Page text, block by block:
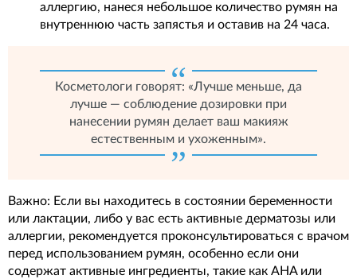
аллергию, нанеся небольшое количество румян на
внутреннюю часть запястья и оставив на 24 часа.
Косметологи говорят: «Лучше меньше, да
лучше — соблюдение дозировки при
нанесении румян делает ваш макияж
естественным и ухоженным».
Важно: Если вы находитесь в состоянии беременности
или лактации, либо у вас есть активные дерматозы или
аллергии, рекомендуется проконсультироваться с врачом
перед использованием румян, особенно если они
содержат активные ингредиенты, такие как AHA или